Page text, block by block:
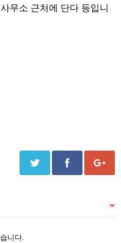
무소 근처에 단다 등입니
니다.